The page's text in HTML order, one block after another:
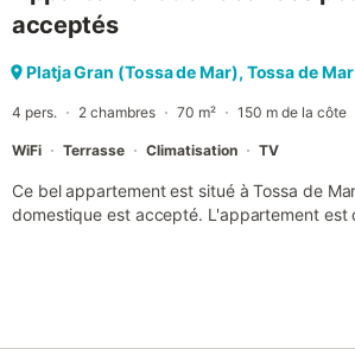
magnifiques, la vieille ville médiévale, des
l'occasion de vivre des vacances parfaites
Réservez dès maintenant et faites de cet
acceptés
Platja Gran (Tossa de Mar), Tossa de Mar
4 pers. 2 chambres 70 m² 150 m de la côte
WiFi Terrasse Climatisation TV
Ce bel appartement est situé à Tossa de
domestique est accepté. L'appartement
Depuis la grande terrasse, vous avez une
également voir la "Ciudad Amurallada"
restaurants et de nombreux magasins. Ce
Brava et ses beaux villages de pêcheurs,